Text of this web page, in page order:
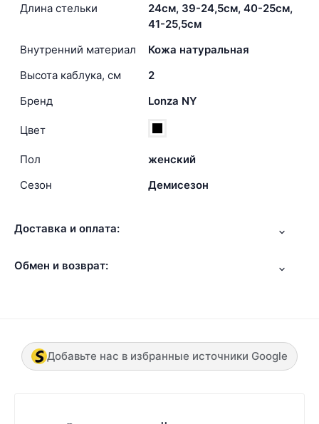
Длина стельки
24см, 39-24,5см, 40-25см,
41-25,5см
Внутренний материал
Кожа натуральная
Высота каблука, см
2
Бренд
Lonza NY
Цвет
Пол
женский
Сезон
Демисезон
Доставка и оплата:
Обмен и возврат:
Добавьте нас в избранные источники Google